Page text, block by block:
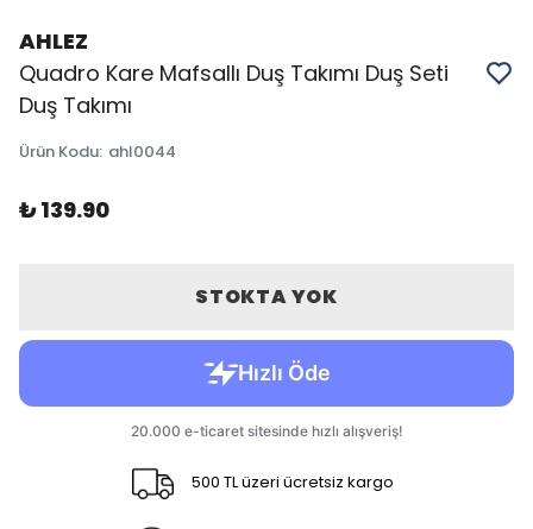
AHLEZ
Quadro Kare Mafsallı Duş Takımı Duş Seti
Duş Takımı
Ürün Kodu: ahl0044
₺ 139.90
STOKTA YOK
500 TL üzeri ücretsiz kargo